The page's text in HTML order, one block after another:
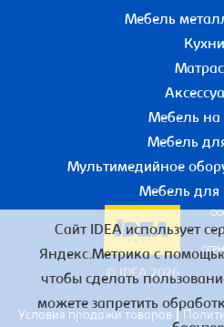
Мебель
Кухни
Мебель на
Мебель
Мультимедийное
Мебель
© IDEA 2026
ОГРН
Условия продажи товаров |
Сайт IDEA использует
Яндекс.Метрика с
чтобы сделать
можете запретить